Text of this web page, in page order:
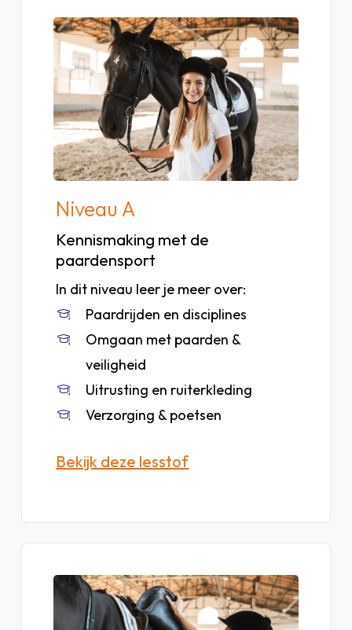
lesstof
niveau
Niveau A
Kennismaking met de
paardensport
In dit niveau leer je meer over:
Paardrijden en disciplines
Omgaan met paarden &
veiligheid
Uitrusting en ruiterkleding
Verzorging & poetsen
Bekijk deze lesstof
lesstof